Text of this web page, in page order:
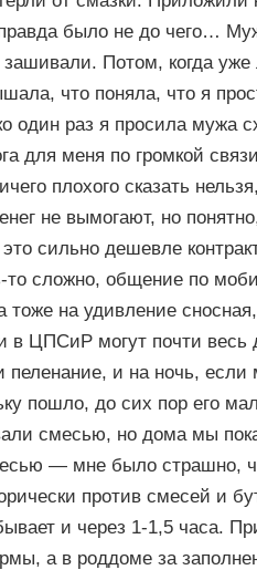
было не до чего…
зашивали. Потом, когда
что поняла, что я
один раз я просила мужа
для меня по громкой
плохого сказать
не вымогают, но
это сильно дешевле
сложно, общение по
на удивление
в ЦПСиР могут почти
пеленание, и на ночь,
пошло, до сих пор его
смесью, но дома мы
— мне было страшно,
против смесей и
и через 1-1,5 часа.
а в роддоме за